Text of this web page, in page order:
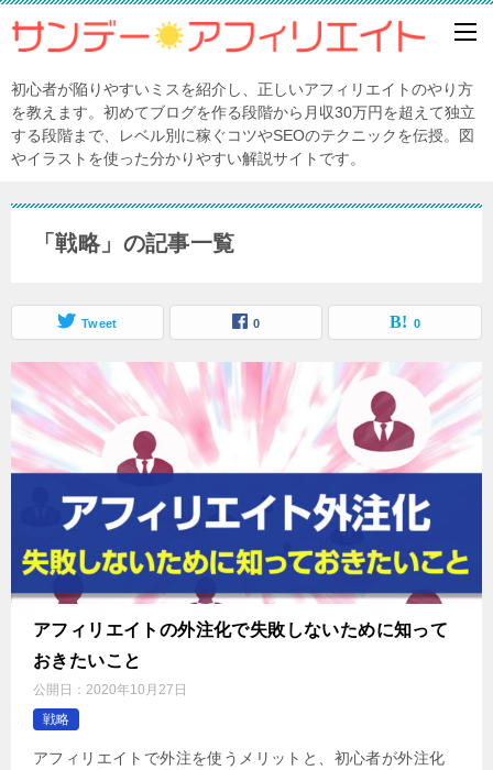
初心者が陥りやすいミスを紹介し、正しいアフィリエイトのやり方
を教えます。初めてブログを作る段階から月収30万円を超えて独立
する段階まで、レベル別に稼ぐコツやSEOのテクニックを伝授。図
やイラストを使った分かりやすい解説サイトです。
「戦略」の記事一覧
Tweet 0 0
アフィリエイトの外注化で失敗しないために知って
おきたいこと
公開日： 2020年10月27日
戦略
アフィリエイトで外注を使うメリットと、初心者が外注化